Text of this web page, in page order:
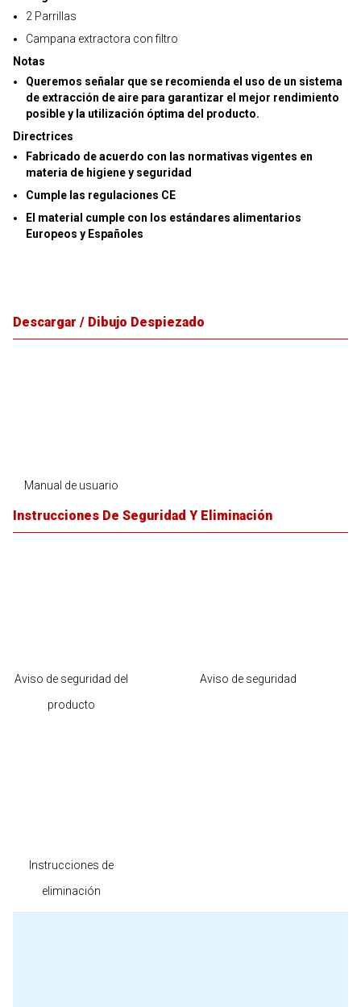
2 Parrillas
Campana extractora con filtro
Notas
Queremos señalar que se recomienda el uso de un sistema
de extracción de aire para garantizar el mejor rendimiento
posible y la utilización óptima del producto.
Directrices
Fabricado de acuerdo con las normativas vigentes en
materia de higiene y seguridad
Cumple las regulaciones CE
El material cumple con los estándares alimentarios
Europeos y Españoles
Descargar / Dibujo Despiezado
Manual de usuario
Instrucciones De Seguridad Y Eliminación
Aviso de seguridad del
producto
Aviso de seguridad
Instrucciones de
eliminación